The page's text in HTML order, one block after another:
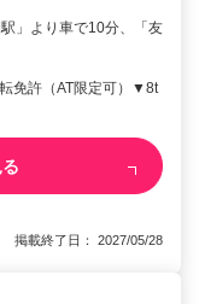
」より⾞で10分、「友
免許（AT限定可）▼8t
掲載終了日： 2027/05/28